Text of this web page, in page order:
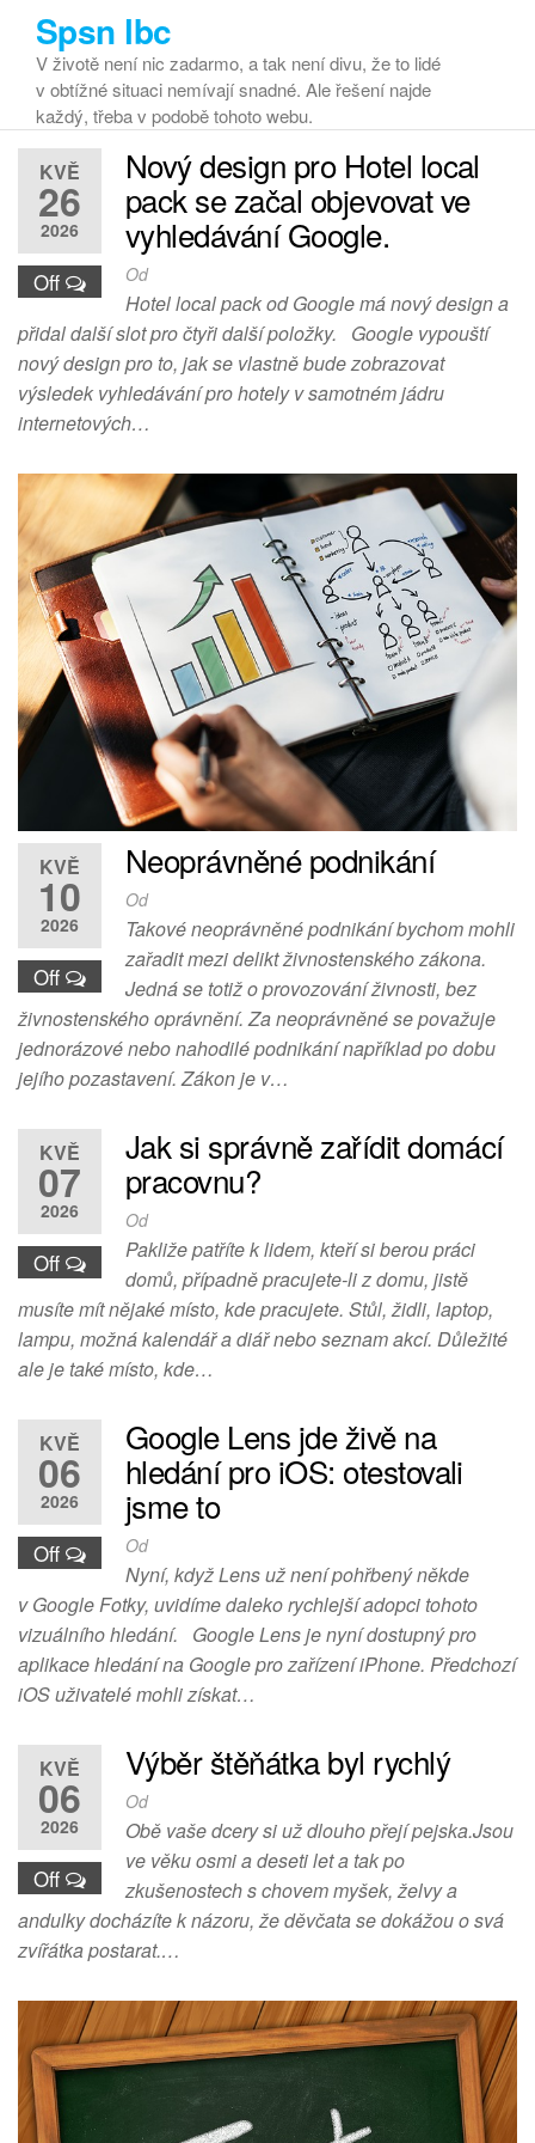
Přeskočit
obsah
Spsn lbc
V životě není nic zadarmo, a tak není divu, že to lidé
v obtížné situaci nemívají snadné. Ale řešení najde
každý, třeba v podobě tohoto webu.
KVĚ
26
2026
Off
Nový design pro Hotel local
pack se začal objevovat ve
vyhledávání Google.
Od
Hotel local pack od Google má nový design a
přidal další slot pro čtyři další položky. Google vypouští
nový design pro to, jak se vlastně bude zobrazovat
výsledek vyhledávání pro hotely v samotném jádru
internetových…
KVĚ
10
2026
Off
Neoprávněné podnikání
Od
Takové neoprávněné podnikání bychom mohli
zařadit mezi delikt živnostenského zákona.
Jedná se totiž o provozování živnosti, bez
živnostenského oprávnění. Za neoprávněné se považuje
jednorázové nebo nahodilé podnikání například po dobu
jejího pozastavení. Zákon je v…
KVĚ
07
2026
Off
Jak si správně zařídit domácí
pracovnu?
Od
Pakliže patříte k lidem, kteří si berou práci
domů, případně pracujete-li z domu, jistě
musíte mít nějaké místo, kde pracujete. Stůl, židli, laptop,
lampu, možná kalendář a diář nebo seznam akcí. Důležité
ale je také místo, kde…
KVĚ
06
2026
Off
Google Lens jde živě na
hledání pro iOS: otestovali
jsme to
Od
Nyní, když Lens už není pohřbený někde
v Google Fotky, uvidíme daleko rychlejší adopci tohoto
vizuálního hledání. Google Lens je nyní dostupný pro
aplikace hledání na Google pro zařízení iPhone. Předchozí
iOS uživatelé mohli získat…
KVĚ
06
2026
Off
Výběr štěňátka byl rychlý
Od
Obě vaše dcery si už dlouho přejí pejska.Jsou
ve věku osmi a deseti let a tak po
zkušenostech s chovem myšek, želvy a
andulky docházíte k názoru, že děvčata se dokážou o svá
zvířátka postarat.…